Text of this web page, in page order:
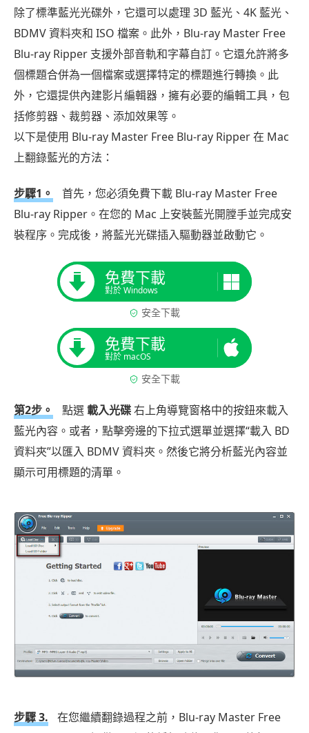
除了標準藍光光碟外，它還可以處理 3D 藍光、4K 藍光、
BDMV 資料夾和 ISO 檔案。此外，Blu-ray Master Free
Blu-ray Ripper 支援外部音軌和字幕自訂。它還允許將多
個標題合併為一個檔案或選擇特定的標題進行轉換。此
外，它還提供內建影片編輯器，擁有必要的編輯工具，包
括修剪器、裁剪器、添加效果等。
以下是使用 Blu-ray Master Free Blu-ray Ripper 在 Mac
上翻錄藍光的方法：
步驟1。
首先，您必須免費下載 Blu-ray Master Free
Blu-ray Ripper。在您的 Mac 上安裝藍光開膛手並完成安
裝程序。完成後，將藍光光碟插入驅動器並啟動它。
免費下載
對於 Windows
安全下載
免費下載
對於 macOS
安全下載
第2步。 點選載入光碟右上角導覽窗格中的按鈕來載入
藍光內容。或者，點擊旁邊的下拉式選單並選擇“載入 BD
資料夾”以匯入 BDMV 資料夾。然後它將分析藍光內容並
顯示可用標題的清單。
步驟 3.
在您繼續翻錄過程之前，Blu-ray Master Free